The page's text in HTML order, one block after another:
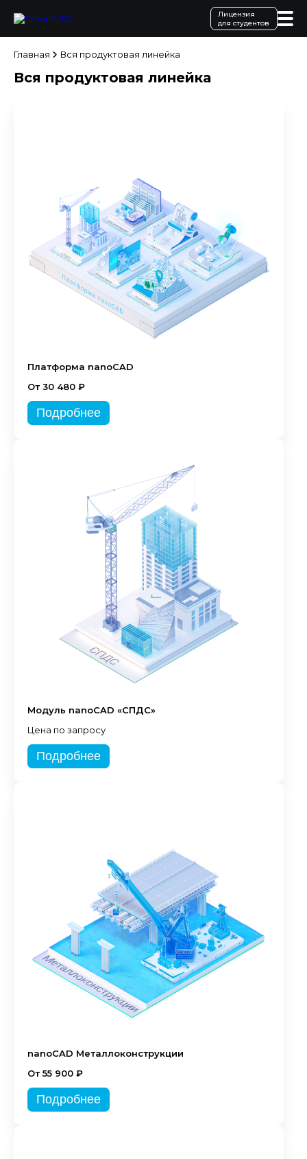
Лицензия
для студентов
Главная Вся продуктовая линейка
Вся продуктовая линейка
Платформа nanoCAD
От 30 480 ₽
Подробнее
Модуль nanoCAD «СПДС»
Цена по запросу
Подробнее
nanoCAD Металлоконструкции
От 55 900 ₽
Подробнее